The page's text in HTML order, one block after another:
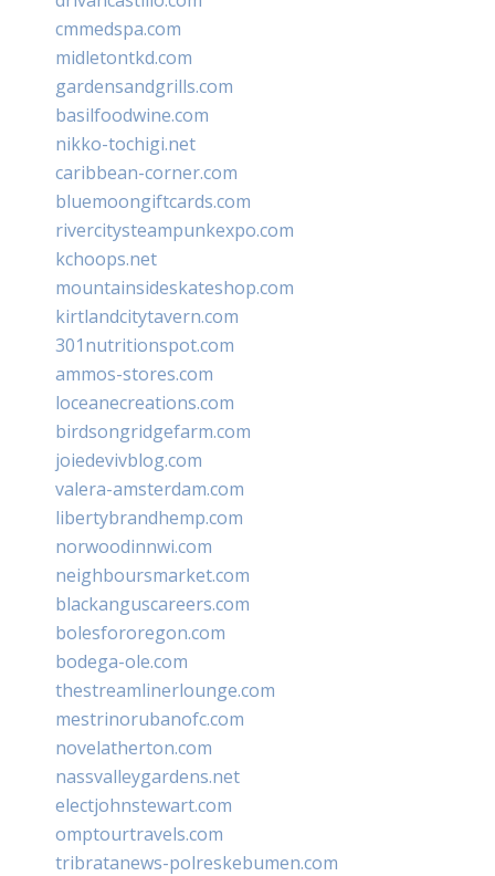
cmmedspa.com
midletontkd.com
gardensandgrills.com
basilfoodwine.com
nikko-tochigi.net
caribbean-corner.com
bluemoongiftcards.com
rivercitysteampunkexpo.com
kchoops.net
mountainsideskateshop.com
kirtlandcitytavern.com
301nutritionspot.com
ammos-stores.com
loceanecreations.com
birdsongridgefarm.com
joiedevivblog.com
valera-amsterdam.com
libertybrandhemp.com
norwoodinnwi.com
neighboursmarket.com
blackanguscareers.com
bolesfororegon.com
bodega-ole.com
thestreamlinerlounge.com
mestrinorubanofc.com
novelatherton.com
nassvalleygardens.net
electjohnstewart.com
omptourtravels.com
tribratanews-polreskebumen.com